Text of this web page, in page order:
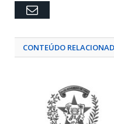
Email
CONTEÚDO